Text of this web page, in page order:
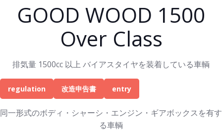
GOOD WOOD 1500
Over Class
排気量 1500cc 以上 バイアスタイヤを装着している車輌
regulation 改造申告書 entry
同一形式のボディ・シャーシ・エンジン・ギアボックスを有す
る車輌